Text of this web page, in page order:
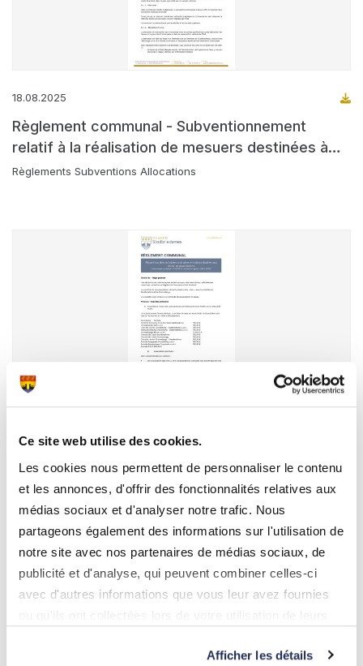
Ce site web utilise des cookies.
Les cookies nous permettent de personnaliser le contenu
et les annonces, d'offrir des fonctionnalités relatives aux
médias sociaux et d'analyser notre trafic. Nous
partageons également des informations sur l'utilisation de
notre site avec nos partenaires de médias sociaux, de
publicité et d'analyse, qui peuvent combiner celles-ci
avec d'autres informations que vous leur avez fournies
Afficher les détails
18.08.2025
Règlement communal - Subventionnement
relatif à la réalisation de mesuers destinées à
réduire les effets d'inondations
Règlements Subventions Allocations
05.02.2024
Règlement communal - Répartition des subsides
ordinaires et extraordinaires pour clubs et
associations
Règlements Subventions Allocations